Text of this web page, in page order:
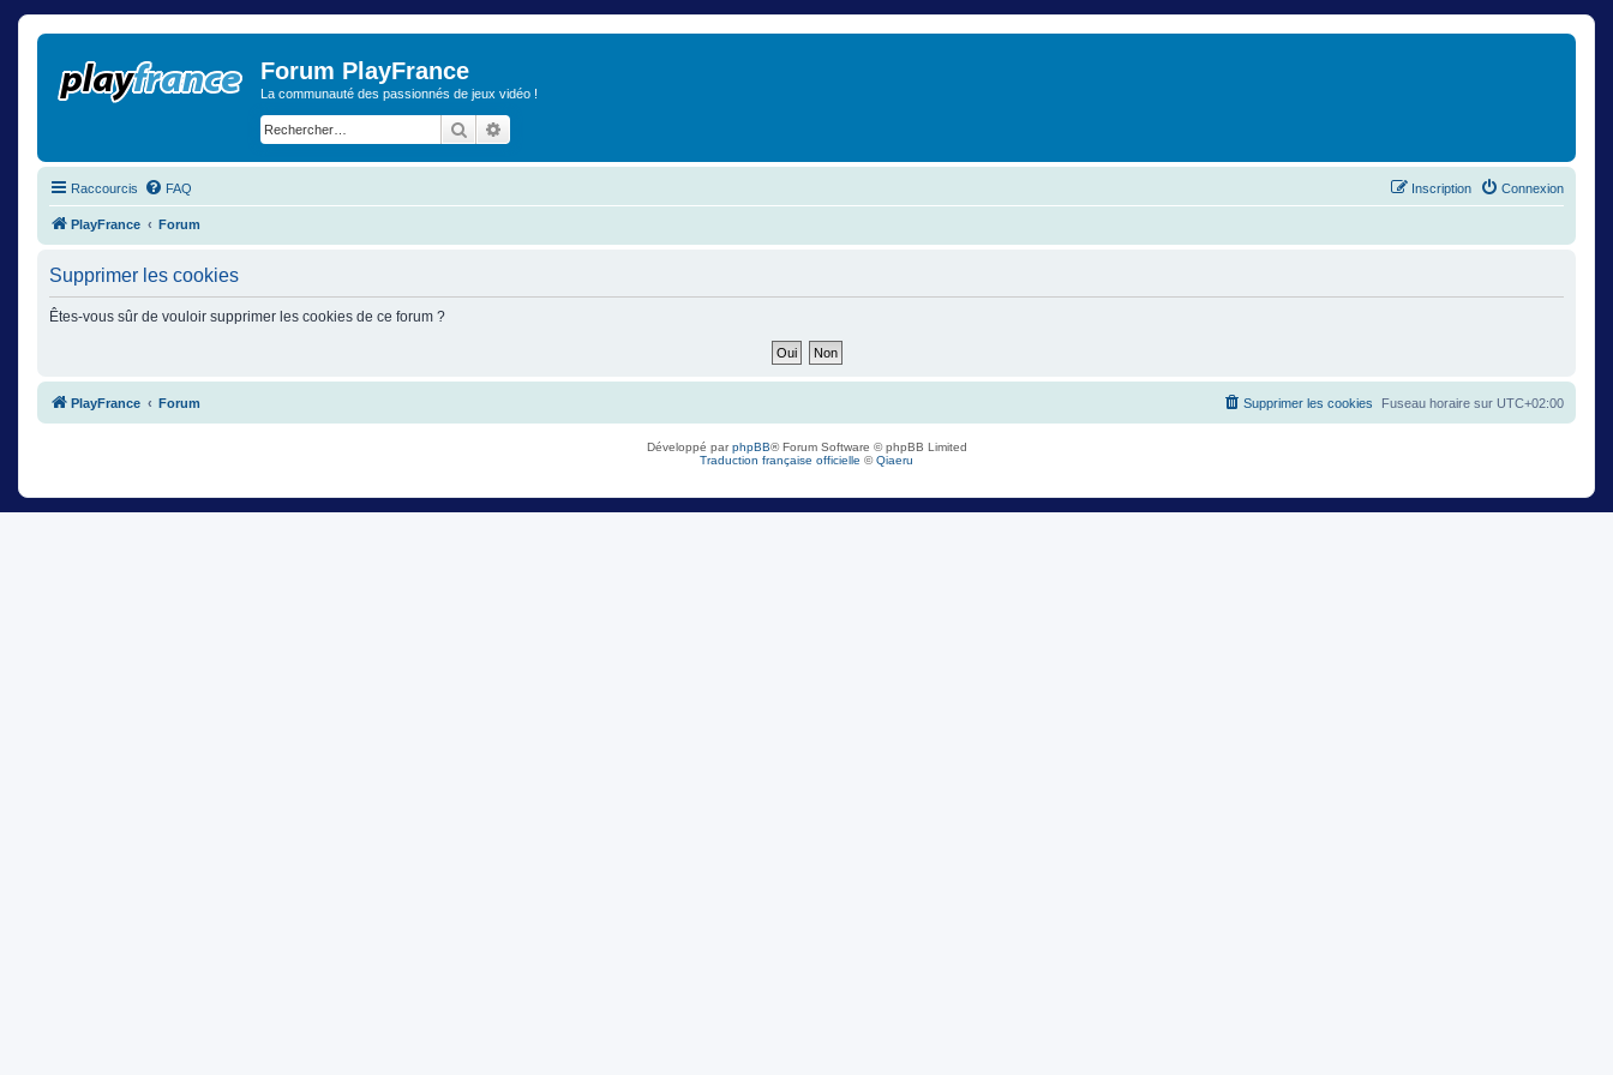
Forum PlayFrance
La communauté des passionnés de jeux vidéo !
Rechercher
Raccourcis FAQ Connexion
Inscription
PlayFrance Forum
Supprimer les cookies
Êtes-vous sûr de vouloir supprimer les cookies de ce forum ?
PlayFrance Forum Fuseau horaire sur UTC+02:00
Supprimer les cookies
Développé parphpBB® Forum Software © phpBB Limited
Traduction française officielle ©Qiaeru